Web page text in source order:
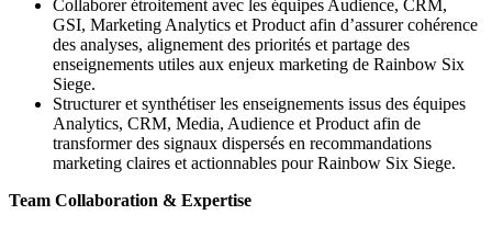
Collaborer étroitement avec les équipes Audience, CRM,
GSI, Marketing Analytics et Product afin d’assurer cohérence
des analyses, alignement des priorités et partage des
enseignements utiles aux enjeux marketing de Rainbow Six
Siege.
Structurer et synthétiser les enseignements issus des équipes
Analytics, CRM, Media, Audience et Product afin de
transformer des signaux dispersés en recommandations
marketing claires et actionnables pour Rainbow Six Siege.
Team Collaboration & Expertise